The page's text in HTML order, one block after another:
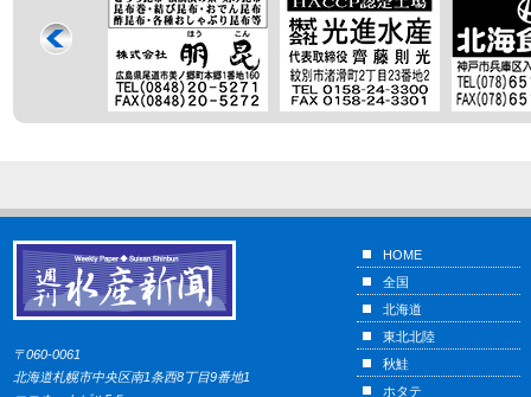
〒060-0061
北海道札幌市中央区南1条西8丁目9番地1
HOME
全国
北海道
東北北陸
秋鮭
ホタテ